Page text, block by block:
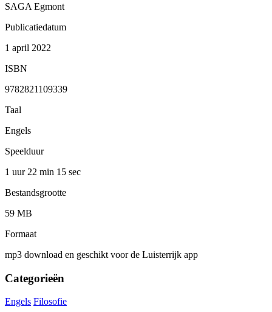
SAGA Egmont
Publicatiedatum
1 april 2022
ISBN
9782821109339
Taal
Engels
Speelduur
1 uur 22 min 15 sec
Bestandsgrootte
59 MB
Formaat
mp3 download en geschikt voor de Luisterrijk app
Categorieën
Engels Filosofie